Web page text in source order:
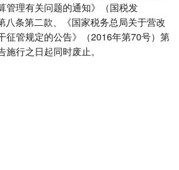
管理有关问题的通知》（国税发
八条第二款、《国家税务总局关于营改
征管规定的公告》（2016年第70号）第
行之日起同时废止。